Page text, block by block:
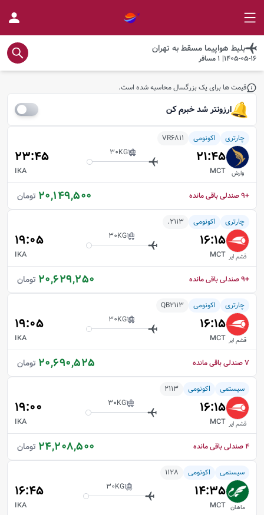
بلیط هواپیما مسقطبه تهران
1405-05-16
|
1مسافر
قیمت ها برای یک بزرگسال محاسبه شده است.
ارزونتر شد خبرم کن
چارتری اکونومی VR6811
وارش
21:45
30KG
23:45
MCT
IKA
20,149,500 تومان +9 صندلی باقی مانده
چارتری اکونومی 2113.
قشم ایر
16:15
30KG
19:05
MCT
IKA
20,629,250 تومان +9 صندلی باقی مانده
چارتری اکونومی QB2113
قشم ایر
16:15
30KG
19:05
MCT
IKA
20,690,525 تومان 7صندلی باقی مانده
سیستمی اکونومی 2113
قشم ایر
16:15
30KG
19:00
MCT
IKA
24,208,500 تومان 4صندلی باقی مانده
سیستمی اکونومی 1128
ماهان
14:35
30KG
16:45
MCT
IKA